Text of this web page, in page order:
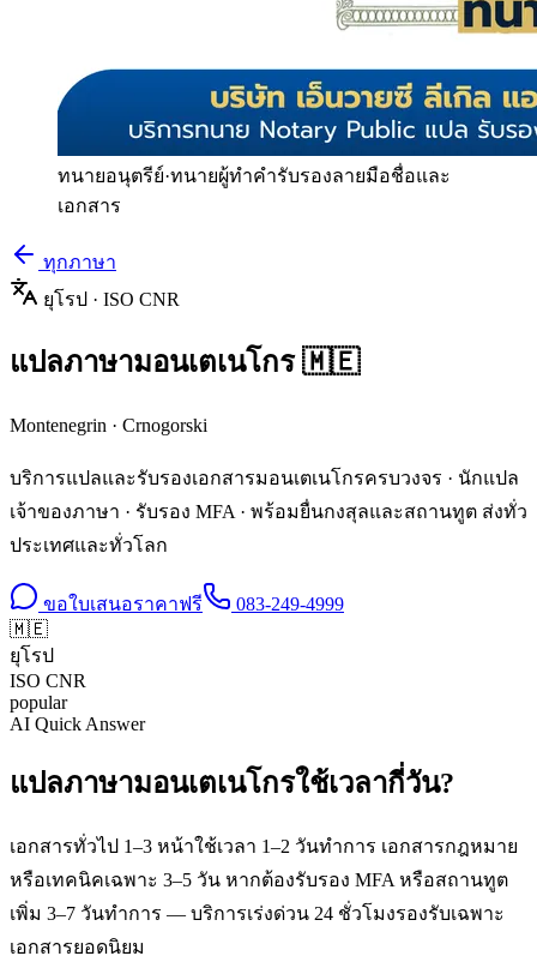
ทนายอนุตรีย์·ทนายผู้ทำคำรับรองลายมือชื่อและ
เอกสาร
ทุกภาษา
ยุโรป · ISO CNR
แปลภาษามอนเตเนโกร 🇲🇪
Montenegrin · Crnogorski
บริการแปลและรับรองเอกสารมอนเตเนโกรครบวงจร · นักแปล
เจ้าของภาษา · รับรอง MFA · พร้อมยื่นกงสุลและสถานทูต ส่งทั่ว
ประเทศและทั่วโลก
ขอใบเสนอราคาฟรี
083-249-4999
🇲🇪
ยุโรป
ISO CNR
popular
AI Quick Answer
แปลภาษามอนเตเนโกรใช้เวลากี่วัน?
เอกสารทั่วไป 1–3 หน้าใช้เวลา 1–2 วันทำการ เอกสารกฎหมาย
หรือเทคนิคเฉพาะ 3–5 วัน หากต้องรับรอง MFA หรือสถานทูต
เพิ่ม 3–7 วันทำการ — บริการเร่งด่วน 24 ชั่วโมงรองรับเฉพาะ
เอกสารยอดนิยม